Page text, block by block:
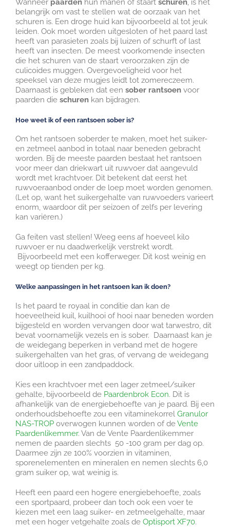
Wanneer paardenhun manen of staart schuren, is het
belangrijk om vast te stellen wat de oorzaak van het
schuren is. Een droge huid kan bijvoorbeeld al tot jeuk
leiden. Ook moet worden uitgesloten of het paard last
heeft van parasieten zoals bij luizen of schurft of last
heeft van insecten. De meest voorkomende insecten
die het schuren van de staart veroorzaken zijn de
culicoides muggen. Overgevoeligheid voor het
speeksel van deze mugjes leidt tot zomereczeem.
Daarnaast is gebleken dat een sober rantsoenvoor
paarden die schurenkan bijdragen.
Hoe weet ik of een rantsoen sober is?
Om het rantsoen soberder te maken, moet het suiker-
en zetmeel aanbod in totaal naar beneden gebracht
worden. Bij de meeste paarden bestaat het rantsoen
voor meer dan driekwart uit ruwvoer dat aangevuld
wordt met krachtvoer. Dit betekent dat eerst het
ruwvoeraanbod onder de loep moet worden genomen.
(Let op, want het suikergehalte van ruwvoeders varieert
enorm, waardoor dit per seizoen of zelfs per levering
kan variëren.)
Ga feiten vast stellen! Weeg eens af hoeveel kilo
ruwvoer er nu daadwerkelijk verstrekt wordt.
Bijvoorbeeld met een kofferweger. Dit kost weinig en
weegt op tienden per kg.
Welke aanpassingen in het rantsoen kan ik doen?
Is het paard te royaal in conditie dan kan de
hoeveelheid kuil, kuilhooi of hooi naar beneden worden
bijgesteld en worden vervangen door wat tarwestro, dit
bevat voornamelijk vezels en is sober. Daarnaast kan je
de weidegang beperken in verband met de hogere
suikergehalten van het gras, of vervang de weidegang
door uitloop in een zandpaddock.
Kies een krachtvoer met een lager zetmeel/suiker
gehalte, bijvoorbeeld de Paardenbrok Econ. Dit is
afhankelijk van de energiebehoefte van je paard. Bij een
onderhoudsbehoefte zou een vitaminekorrel Granulor
NAS-TROPoverwogen kunnen worden of deVente
Paardenlikemmer. Van de Vente Paardenlikemmer
nemen de paarden slechts 50 -100 gram per dag op.
Daarmee zijn ze 100% voorzien in vitaminen,
sporenelementen en mineralen en nemen slechts 6,0
gram suiker op, wat weinig is.
Heeft een paard een hogere energiebehoefte, zoals
een sportpaard, probeer dan toch ook een voer te
kiezen met een laag suiker- en zetmeelgehalte, maar
met een hoger vetgehalte zoals de Optisport XF70.